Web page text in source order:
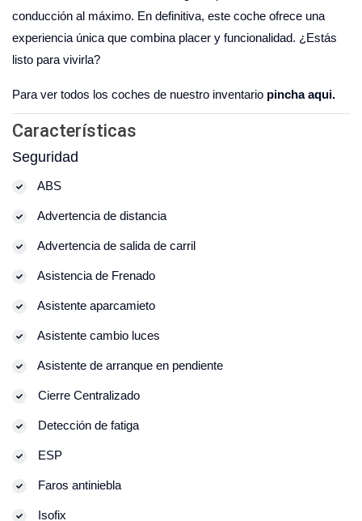
conducción al máximo. En definitiva, este coche ofrece una
experiencia única que combina placer y funcionalidad. ¿Estás
listo para vivirla?
Para ver todos los coches de nuestro inventario pincha aqui.
Características
Seguridad
ABS
Advertencia de distancia
Advertencia de salida de carril
Asistencia de Frenado
Asistente aparcamieto
Asistente cambio luces
Asistente de arranque en pendiente
Cierre Centralizado
Detección de fatiga
ESP
Faros antiniebla
Isofix